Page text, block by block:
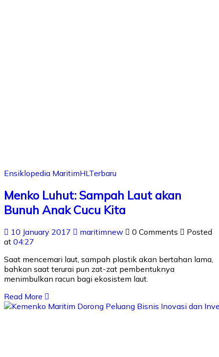
Ensiklopedia MaritimHL Terbaru
Menko Luhut: Sampah Laut akan
Bunuh Anak Cucu Kita
10 January 2017 maritimnew 0 Comments
Posted
at 04:27
Saat mencemari laut, sampah plastik akan bertahan lama,
bahkan saat terurai pun zat-zat pembentuknya
menimbulkan racun bagi ekosistem laut.
Read More